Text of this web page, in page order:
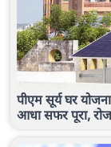
पीएम सूर्य घर
आधा सफर पूरा,